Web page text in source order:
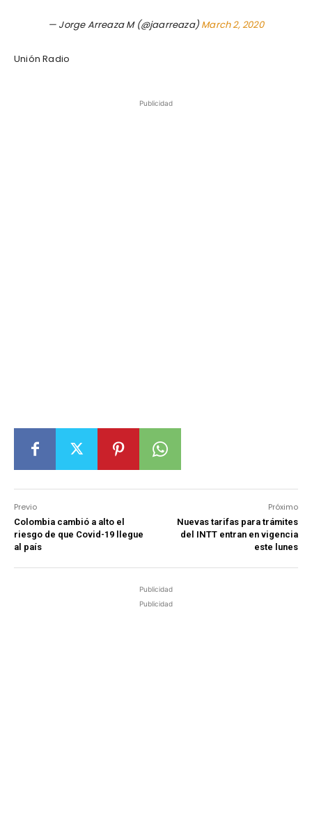
— Jorge Arreaza M (@jaarreaza) March 2, 2020
Unión Radio
Publicidad
Previo
Colombia cambió a alto el
riesgo de que Covid-19 llegue
al país
Próximo
Nuevas tarifas para trámites
del INTT entran en vigencia
este lunes
Publicidad
Publicidad